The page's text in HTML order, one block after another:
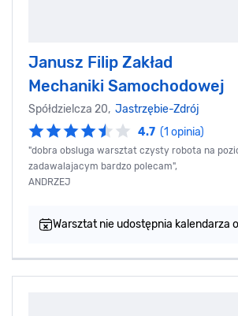
Janusz Filip Zakład
Mechaniki Samochodowej
Spółdzielcza 20, Jastrzębie-Zdrój
4.7 (1 opinia)
"dobra obsluga warsztat czysty robota na
zadawalajacym bardzo polecam",
ANDRZEJ
Warsztat nie udostępnia kalendarza